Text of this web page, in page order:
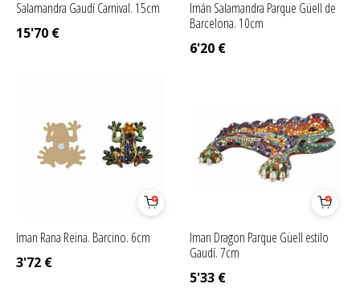
Salamandra Gaudí Carnival. 15cm
15'70 €
Imán Salamandra Parque Güell de
Barcelona. 10cm
6'20 €
Iman Rana Reina. Barcino. 6cm
3'72 €
Iman Dragon Parque Güell estilo
Gaudí. 7cm
5'33 €